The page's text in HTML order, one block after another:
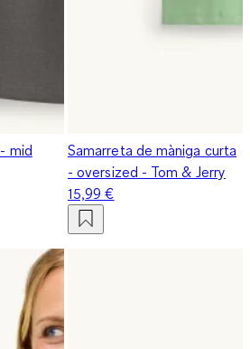
mid
Samarreta de màniga curta
- oversized - Tom & Jerry
15,99 €